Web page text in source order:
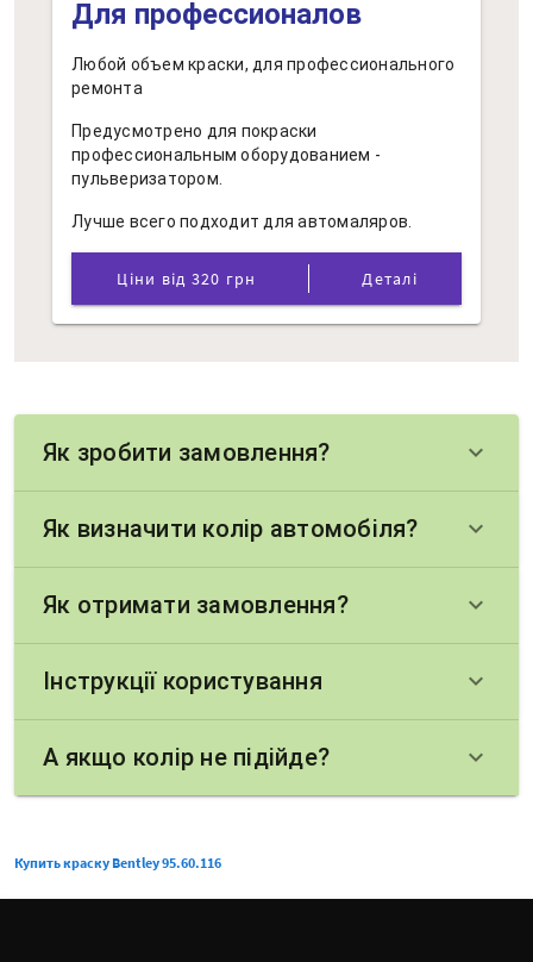
Для профессионалов
Любой объем краски, для профессионального
ремонта
Предусмотрено для покраски
профессиональным оборудованием -
пульверизатором.
Лучше всего подходит для автомаляров.
Ціни від 320 грн Деталі
Як зробити замовлення? keyboard_arrow_down
Як визначити колір автомобіля? keyboard_arrow_down
Як отримати замовлення? keyboard_arrow_down
Інструкції користування keyboard_arrow_down
А якщо колір не підійде? keyboard_arrow_down
Купить краску Bentley 95.60.116